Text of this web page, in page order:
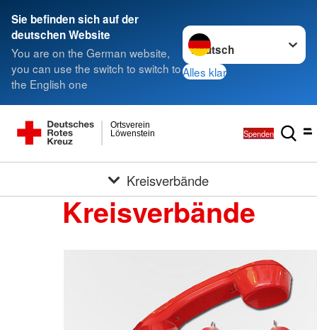
Sie befinden sich auf der
deutschen Website
You are on the German website,
you can use the switch to switch to
the English one
Sprache wechseln zu
Alles klar
Löwenstein
Ortsverein
Spenden
Kreisverbände
Kreisverbände